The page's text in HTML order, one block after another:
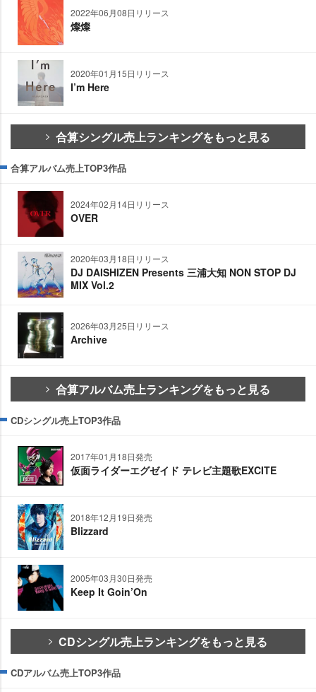
2022年06月08日リリース
燦燦
2020年01月15日リリース
I’m Here
合算シングル売上ランキングをもっと見る
合算アルバム売上TOP3作品
2024年02月14日リリース
OVER
2020年03月18日リリース
DJ DAISHIZEN Presents 三浦大知 NON STOP DJ
MIX Vol.2
2026年03月25日リリース
Archive
合算アルバム売上ランキングをもっと見る
CDシングル売上TOP3作品
2017年01月18日発売
仮面ライダーエグゼイド テレビ主題歌EXCITE
2018年12月19日発売
Blizzard
2005年03月30日発売
Keep It Goin’On
CDシングル売上ランキングをもっと見る
CDアルバム売上TOP3作品